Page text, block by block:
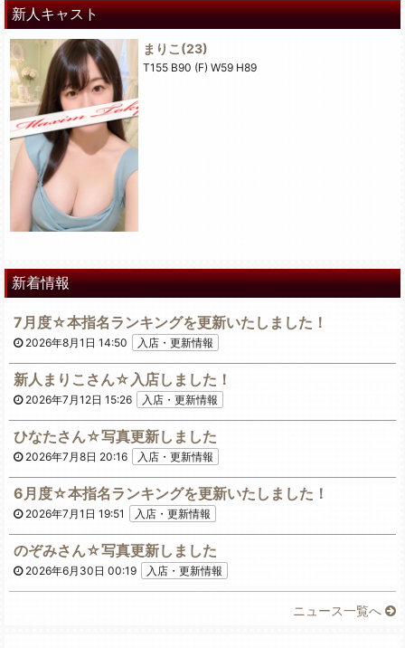
新人キャスト
まりこ (23)
T155 B90 (F) W59 H89
新着情報
7月度☆本指名ランキングを更新いたしました！
2026年8月1日 14:50 入店・更新情報
新人まりこさん☆入店しました！
2026年7月12日 15:26 入店・更新情報
ひなたさん☆写真更新しました
2026年7月8日 20:16 入店・更新情報
6月度☆本指名ランキングを更新いたしました！
2026年7月1日 19:51 入店・更新情報
のぞみさん☆写真更新しました
2026年6月30日 00:19 入店・更新情報
ニュース一覧へ